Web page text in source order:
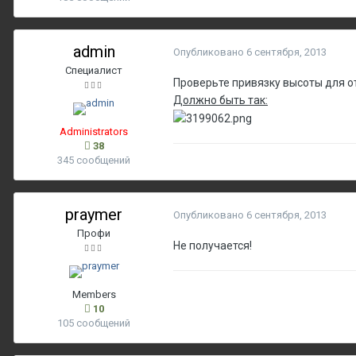
admin
Специалист
Administrators
38
345 сообщений
Опубликовано 6 сентября, 2013
Проверьте привязку высоты для
Должно быть так:
praymer
Профи
Members
10
105 сообщений
Опубликовано 6 сентября, 2013
Не получается!